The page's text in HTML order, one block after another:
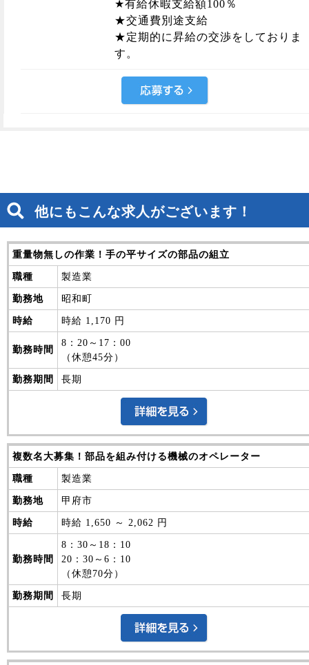
★有給休暇支給額100％
★交通費別途支給
★定期的に昇給の交渉をしておりま
す。